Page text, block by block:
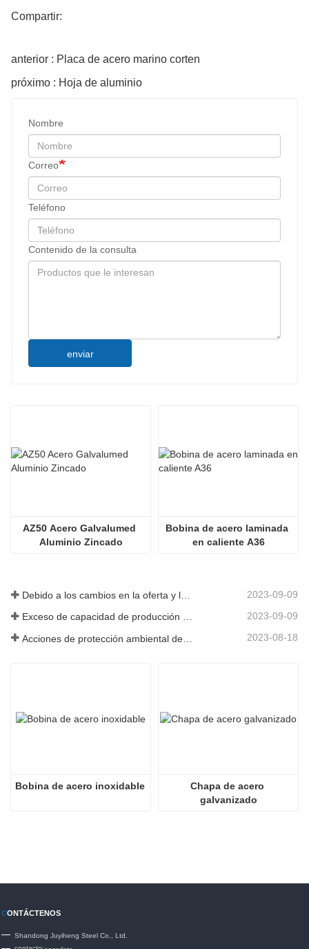
Compartir:
anterior : Placa de acero marino corten
próximo : Hoja de aluminio
Nombre
Correo
Teléfono
Contenido de la consulta
enviar
AZ50 Acero Galvalumed
Aluminio Zincado
Bobina de acero laminada
en caliente A36
2023-09-09
Exceso de capacidad de producción en la industria siderúrgica 2023-09-09
2023-08-18
Bobina de acero inoxidable
Chapa de acero
galvanizado
CONTÁCTENOS
Shandong Juyiheng Steel Co., Ltd.